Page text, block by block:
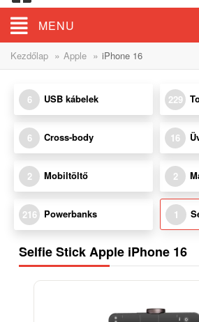
MENU
Kezdőlap » Apple » iPhone 16
6 USB kábelek 229
6 Cross-body 16
2 Mobiltöltő 2
216 Powerbanks 1
Selfie Stick Apple iPhone 16